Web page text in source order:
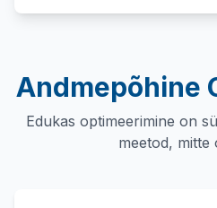
Andmepõhine
Edukas optimeerimine on
meetod, mitte